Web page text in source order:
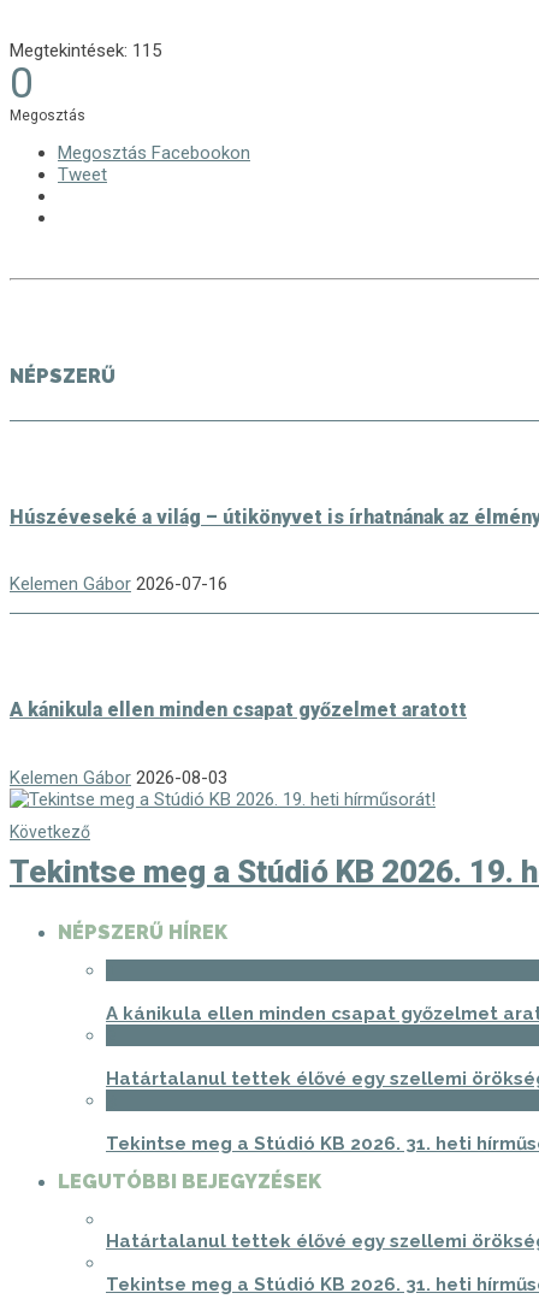
Megtekintések: 115
0
Megosztás
Megosztás Facebookon
Tweet
NÉPSZERŰ
Húszéveseké a világ – útikönyvet is írhatnának az
Kelemen Gábor 2026-07-16
A kánikula ellen minden csapat győzelmet aratott
Kelemen Gábor 2026-08-03
Következő
Tekintse meg a Stúdió KB 2026. 19.
NÉPSZERŰ HÍREK
A kánikula ellen minden csapat győzelmet
Határtalanul tettek élővé egy szellemi
Tekintse meg a Stúdió KB 2026. 31. heti
LEGUTÓBBI BEJEGYZÉSEK
Határtalanul tettek élővé egy szellemi
Tekintse meg a Stúdió KB 2026. 31. heti